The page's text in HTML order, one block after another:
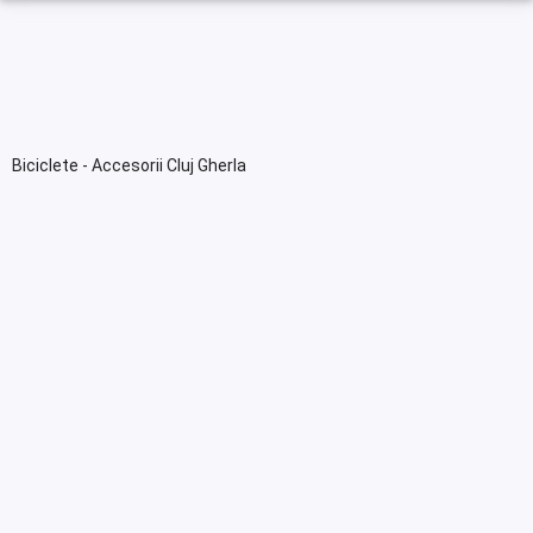
Biciclete - Accesorii Cluj Gherla